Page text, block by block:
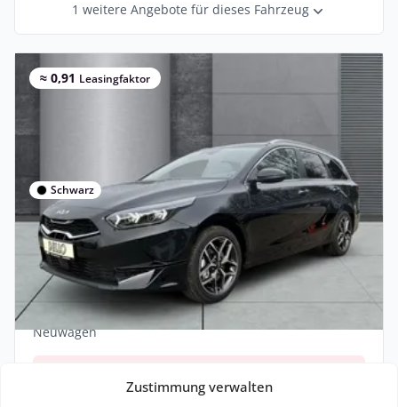
Zustimmung verwalten
1 weitere Angebote für dieses Fahrzeug
≈ 0,91 Leasingfaktor
Schwarz
Privat
Kia Ceed_sw 1.5T Mild-Hybrid Ultimate
DCT Style-Pake
Benzin •Automatik •140 PS (103 kW)
Neuwagen
261,00 €